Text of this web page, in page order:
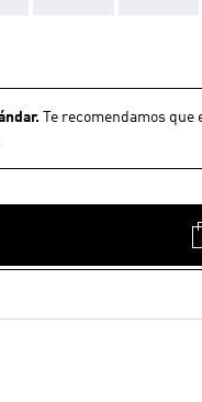
Te recomendamos que